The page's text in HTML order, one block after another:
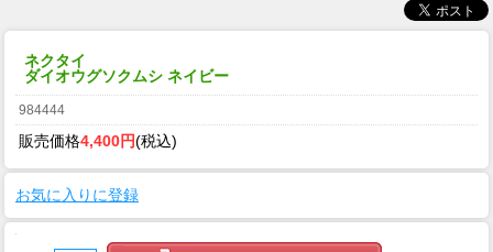
ネクタイ
ダイオウグソクムシ ネイビー
984444
販売価格4,400円(税込)
お気に入りに登録